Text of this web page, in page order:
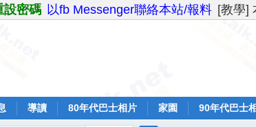
設密碼 以fb Messenger聯絡本站/報料 [教學]
導讀 80年代巴士相片 家園 90年代巴士